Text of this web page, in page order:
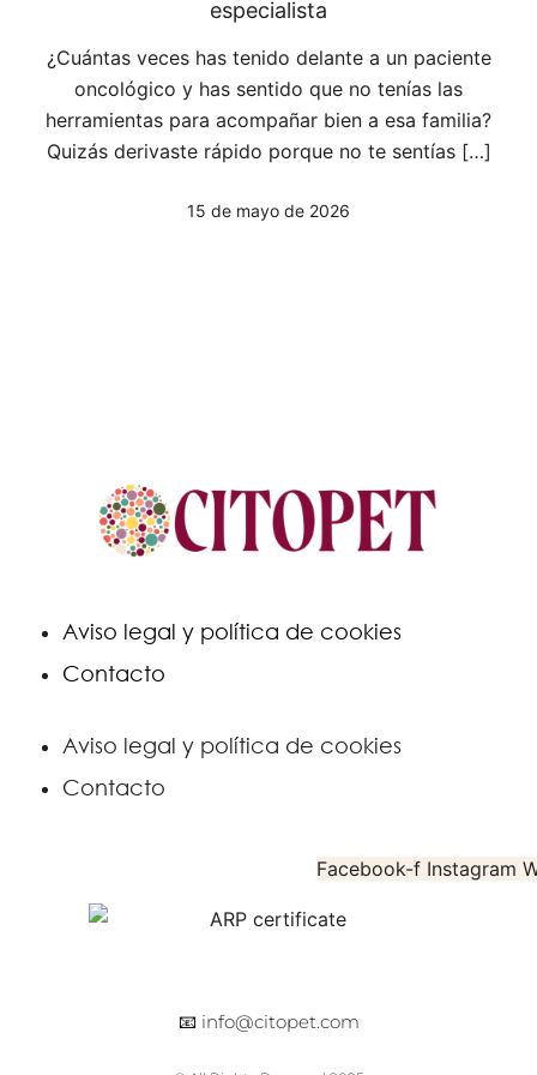
especialista
¿Cuántas veces has tenido delante a un paciente
oncológico y has sentido que no tenías las
herramientas para acompañar bien a esa familia?
Quizás derivaste rápido porque no te sentías […]
15 de mayo de 2026
Aviso legal y política de cookies
Contacto
Aviso legal y política de cookies
Contacto
Facebook-f Instagram
📧 info@citopet.com